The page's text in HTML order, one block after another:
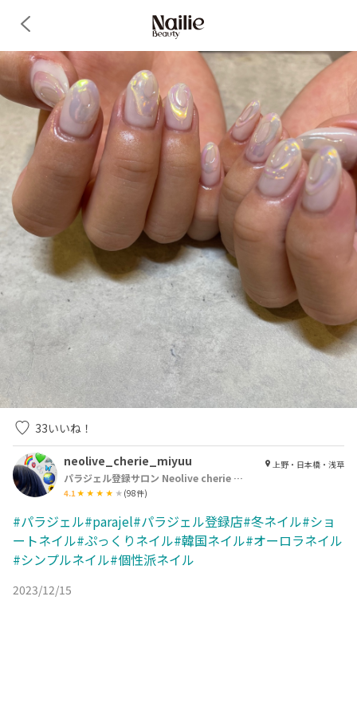
33いいね！
neolive_cherie_miyuu
パラジェル登録サロン Neolive cherie 浅草店【ネオリーブシェリエ】
4.1 (98件)
上野・日本橋・浅草
#パラジェル#parajel#パラジェル登録店#冬ネイル#ショ
ートネイル#ぷっくりネイル#韓国ネイル#オーロラネイル
#シンプルネイル#個性派ネイル
2023/12/15